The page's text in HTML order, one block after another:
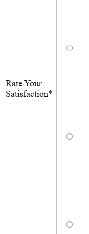
Rate Your
Satisfaction*